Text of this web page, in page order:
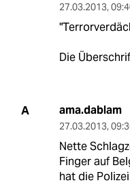
27.03.2013,
Die
A ama.dablam
27.03.2013,
Nette
Finger auf
hat die